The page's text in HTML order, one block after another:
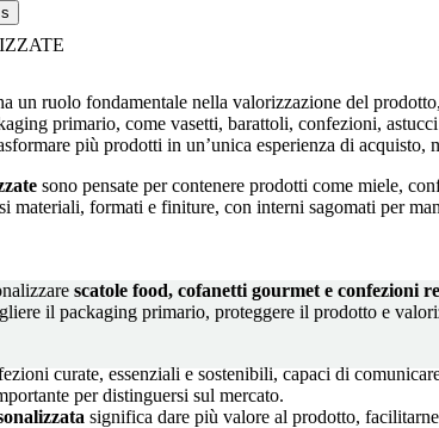
un ruolo fondamentale nella valorizzazione del
primario, come vasetti, barattoli, confezioni,
più prodotti in un’unica esperienza di
sono pensate per contenere prodotti come miele,
materiali, formati e finiture, con interni sagomati per
scatole food, cofanetti gourmet e confezioni
il packaging primario, proteggere il prodotto e
curate, essenziali e sostenibili, capaci di
per distinguersi sul mercato.
significa dare più valore al prodotto,